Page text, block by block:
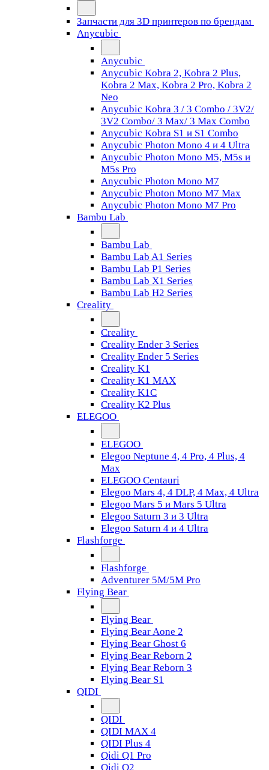
Запчасти для 3D принтеров по брендам
Anycubic
Anycubic
Anycubic Kobra 2, Kobra 2 Plus,
Kobra 2 Max, Kobra 2 Pro, Kobra 2
Neo
Anycubic Kobra 3 / 3 Combo / 3V2/
3V2 Combo/ 3 Max/ 3 Max Combo
Anycubic Kobra S1 и S1 Combo
Anycubic Photon Mono 4 и 4 Ultra
Anycubic Photon Mono M5, M5s и
M5s Pro
Anycubic Photon Mono M7
Anycubic Photon Mono M7 Max
Anycubic Photon Mono M7 Pro
Bambu Lab
Bambu Lab
Bambu Lab A1 Series
Bambu Lab P1 Series
Bambu Lab X1 Series
Bambu Lab H2 Series
Creality
Creality
Creality Ender 3 Series
Creality Ender 5 Series
Creality K1
Creality K1 MAX
Creality K1C
Creality K2 Plus
ELEGOO
ELEGOO
Elegoo Neptune 4, 4 Pro, 4 Plus, 4
Max
ELEGOO Centauri
Elegoo Mars 4, 4 DLP, 4 Max, 4 Ultra
Elegoo Mars 5 и Mars 5 Ultra
Elegoo Saturn 3 и 3 Ultra
Elegoo Saturn 4 и 4 Ultra
Flashforge
Flashforge
Adventurer 5M/5M Pro
Flying Bear
Flying Bear
Flying Bear Aone 2
Flying Bear Ghost 6
Flying Bear Reborn 2
Flying Bear Reborn 3
Flying Bear S1
QIDI
QIDI
QIDI MAX 4
QIDI Plus 4
Qidi Q1 Pro
Qidi Q2